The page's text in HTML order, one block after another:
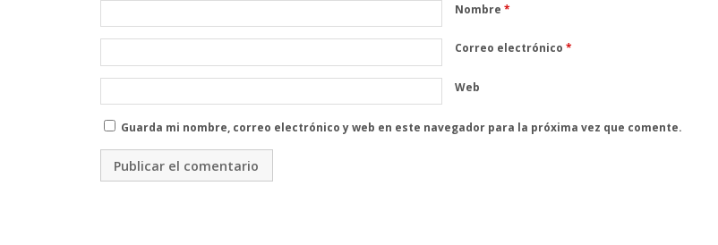
Nombre *
Correo electrónico *
Web
Guarda mi nombre, correo electrónico y web en este navegador para la próxima vez que comente.